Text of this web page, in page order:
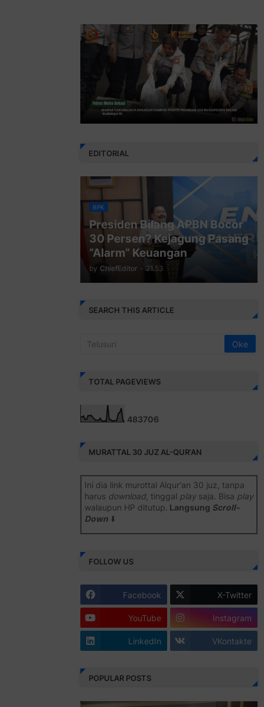
EDITORIAL
BPK
Presiden Bilang APBN Bocor
30 Persen? Kejagung Pasang
“Alarm” Keuangan
by ChiefEditor - 21.53
SEARCH THIS ARTICLE
TOTAL PAGEVIEWS
483706
MURATTAL 30 JUZ AL-QUR'AN
Ini dia link murottal Alqur'an 30 juz, tanpa
harus download, tinggal playsaja. Bisa play
walaupun HP ditutup. Langsung Scroll-
Down⬇️
Juz 1 ⇨http://j.mp/2b8SiNO
Juz 2 ⇨http://j.mp/2b8RJmQ
Juz 3 ⇨http://j.mp/2bFSrtF
Juz 4 ⇨http://j.mp/2b8SXi3
Juz 5 ⇨http://j.mp/2b8RZm3
Juz 6 ⇨http://j.mp/28MBohs
Juz 7 ⇨http://j.mp/2bFRIZC
FOLLOW US
Facebook X-Twitter
YouTube Instagram
LinkedIn VKontakte
POPULAR POSTS